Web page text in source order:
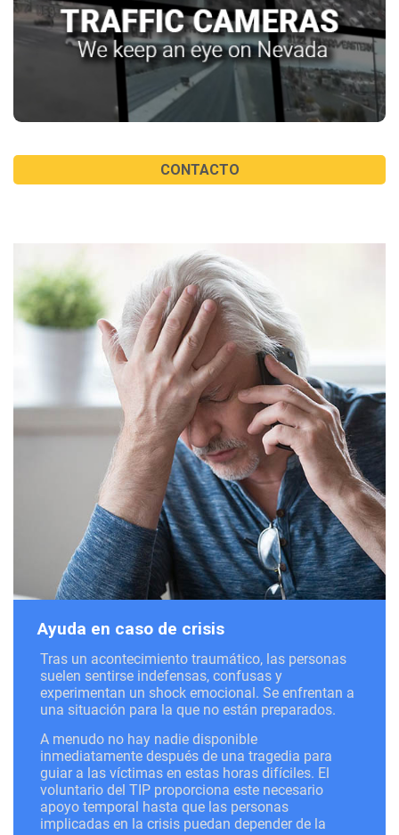
CONTACTO
Ayuda en caso de crisis
Tras un acontecimiento traumático, las personas
suelen sentirse indefensas, confusas y
experimentan un shock emocional. Se enfrentan a
una situación para la que no están preparados.
A menudo no hay nadie disponible
inmediatamente después de una tragedia para
guiar a las víctimas en estas horas difíciles. El
voluntario del TIP proporciona este necesario
apoyo temporal hasta que las personas
implicadas en la crisis puedan depender de la